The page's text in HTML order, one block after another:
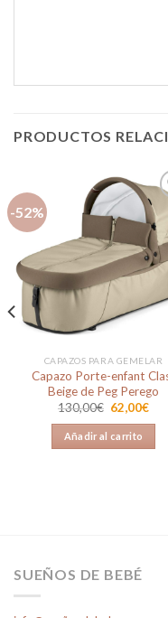
PRODUCTOS
-52%
a la
lista
CAPAZOS PARA GEMELAR
Capazo Porte-enfant
Beige de Peg Perego
130,00€ El
precio
original
era:
130,00€.
62,00€El
Añadir al carrito
SUEÑOS DE BEBÉ